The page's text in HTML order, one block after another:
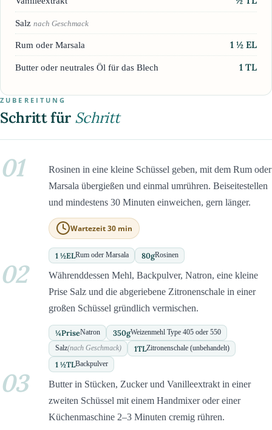
Salz nach Geschmack
Rum oder Marsala 1 ½ EL
Butter oder neutrales Öl für das Blech 1 TL
ZUBEREITUNG
Schritt für Schritt
01
Rosinen in eine kleine Schüssel geben, mit dem Rum oder
Marsala übergießen und einmal umrühren. Beiseitestellen
und mindestens 30 Minuten einweichen, gern länger.
Wartezeit 30 min
1 ½ELRum oder Marsala 80gRosinen
02
Währenddessen Mehl, Backpulver, Natron, eine kleine
Prise Salz und die abgeriebene Zitronenschale in einer
großen Schüssel gründlich vermischen.
¼PriseNatron 350gWeizenmehl Type 405 oder 550
Salz(nach Geschmack) 1TLZitronenschale (unbehandelt)
1 ½TLBackpulver
03
Butter in Stücken, Zucker und Vanilleextrakt in einer
zweiten Schüssel mit einem Handmixer oder einer
Küchenmaschine 2–3 Minuten cremig rühren.